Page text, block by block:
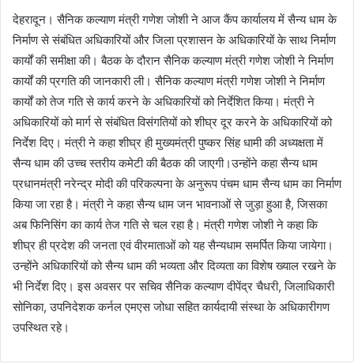
देहरादून। सैनिक कल्याण मंत्री गणेश जोशी ने आज कैंप कार्यालय में सैन्य धाम के
निर्माण से संबंधित अधिकारियों और जिला प्रशासन के अधिकारियों के साथ निर्माण
कार्यों की समीक्षा की। बैठक के दौरान सैनिक कल्याण मंत्री गणेश जोशी ने निर्माण
कार्यों की प्रगति की जानकारी ली। सैनिक कल्याण मंत्री गणेश जोशी ने निर्माण
कार्यों को तेज गति से कार्य करने के अधिकारियों को निर्देशित किया। मंत्री ने
अधिकारियों को मार्ग से संबंधित विसंगतियों को शीघ्र दूर करने के अधिकारियों को
निर्देश दिए। मंत्री ने कहा शीघ्र ही मुख्यमंत्री पुष्कर सिंह धामी की अध्यक्षता में
सैन्य धाम की उच्च स्तरीय कमेटी की बैठक की जाएगी।उन्होंने कहा सैन्य धाम
प्रधानमंत्री नरेन्द्र मोदी की परिकल्पना के अनुरूप पंचम धाम सैन्य धाम का निर्माण
किया जा रहा है। मंत्री ने कहा सैन्य धाम जन भावनाओं से जुड़ा हुआ है, जिसका
अब फिनिसिंग का कार्य तेज गति से चल रहा है। मंत्री गणेश जोशी ने कहा कि
शीघ्र ही प्रदेश की जनता एवं वीरमाताओं को यह सैन्यधाम समर्पित किया जायेगा।
उन्होंने अधिकारियों को सैन्य धाम की भव्यता और दिव्यता का विशेष ख्याल रखने के
भी निर्देश दिए। इस अवसर पर सचिव सैनिक कल्याण दीपेंद्र चैधरी, जिलाधिकारी
सोनिका, उपनिदेशक कर्नल एमएस जोधा सहित कार्यदायी संस्था के अधिकारीगण
उपस्थित रहे।